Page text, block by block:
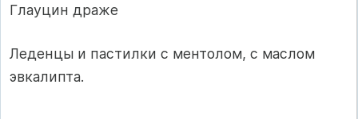
Глауцин драже
Леденцы и пастилки с ментолом, с маслом
эвкалипта.